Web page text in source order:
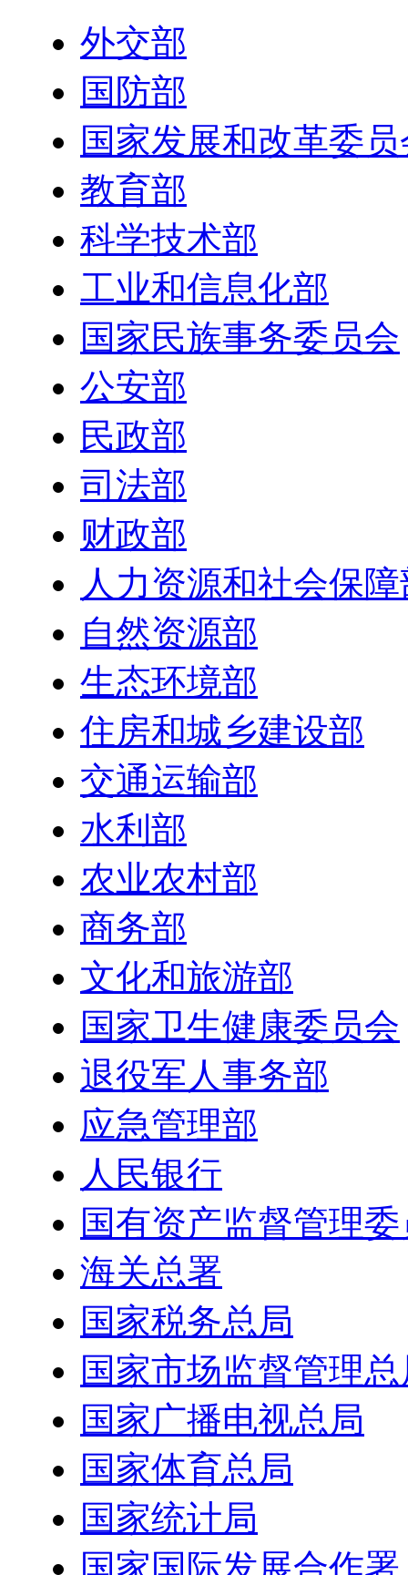
外交部
国防部
国家发展和改革委
教育部
科学技术部
工业和信息化部
国家民族事务委员会
公安部
民政部
司法部
财政部
人力资源和社会保
自然资源部
生态环境部
住房和城乡建设部
交通运输部
水利部
农业农村部
商务部
文化和旅游部
国家卫生健康委员会
退役军人事务部
应急管理部
人民银行
国有资产监督管理
海关总署
国家税务总局
国家市场监督管理
国家广播电视总局
国家体育总局
国家统计局